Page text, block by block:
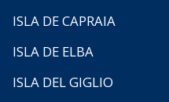
ISLA DE CAPRAIA
ISLA DE ELBA
ISLA DEL GIGLIO